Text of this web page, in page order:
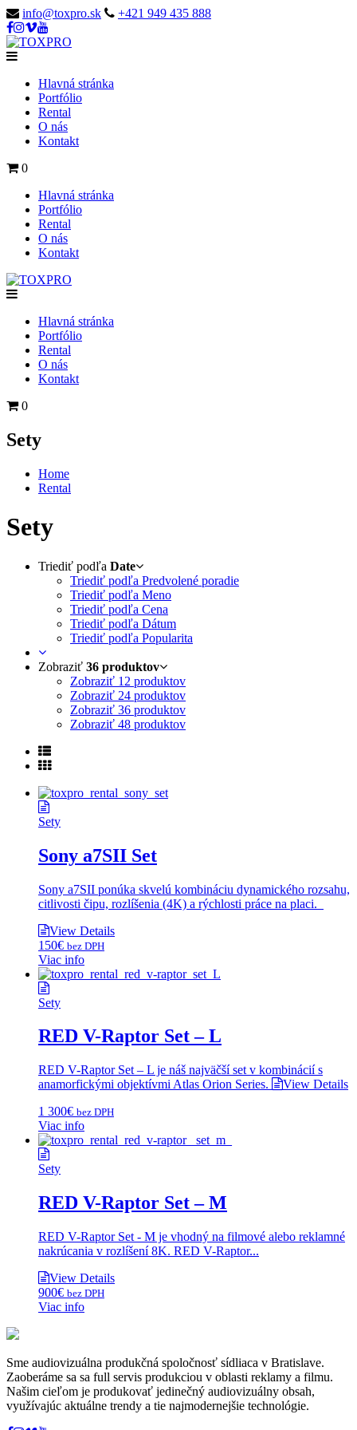
info@toxpro.sk +421 949 435 888
Hlavná stránka
Portfólio
Rental
O nás
Kontakt
0
Hlavná stránka
Portfólio
Rental
O nás
Kontakt
Hlavná stránka
Portfólio
Rental
O nás
Kontakt
0
Sety
Home
Rental
Sety
Triediť podľa Date
Triediť podľa Predvolené poradie
Triediť podľa Meno
Triediť podľa Cena
Triediť podľa Dátum
Triediť podľa Popularita
Zobraziť 36 produktov
Zobraziť 12 produktov
Zobraziť 24 produktov
Zobraziť 36 produktov
Zobraziť 48 produktov
Sety
Sony a7SII Set
Sony a7SII ponúka skvelú kombináciu dynamického rozsahu,
citlivosti čipu, rozlíšenia (4K) a rýchlosti práce na placi.
View Details
150€ bez DPH
Viac info
Sety
RED V-Raptor Set – L
RED V-Raptor Set – L je náš najväčší set v kombinácií s
anamorfickými objektívmi Atlas Orion Series.
View Details
1 300€ bez DPH
Viac info
Sety
RED V-Raptor Set – M
RED V-Raptor Set - M je vhodný na filmové alebo reklamné
nakrúcania v rozlíšení 8K. RED V-Raptor...
View Details
900€ bez DPH
Viac info
Sme audiovizuálna produkčná spoločnosť sídliaca v Bratislave.
Zaoberáme sa sa full servis produkciou v oblasti reklamy a filmu.
Našim cieľom je produkovať jedinečný audiovizuálny obsah,
využívajúc aktuálne trendy a tie najmodernejšie technológie.